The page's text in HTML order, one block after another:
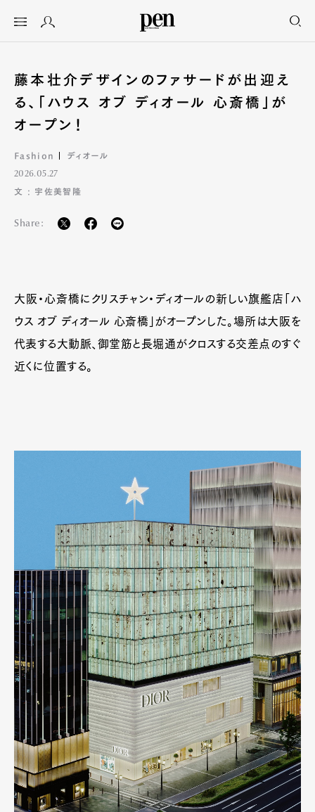
藤本壮介デザインのファサードが出迎え
る、「ハウス オブ ディオール 心斎橋」が
オープン！
Fashion ディオール
2026.05.27
文 : 宇佐美智隆
Share:
大阪・心斎橋にクリスチャン・ディオールの新しい旗艦店「ハ
ウス オブ ディオール 心斎橋」がオープンした。場所は大阪を
代表する大動脈、御堂筋と長堀通がクロスする交差点のすぐ
近くに位置する。